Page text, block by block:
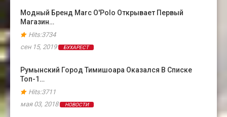
Модный Бренд Marc O'Polo Открывает Первый
Магазин…
Hits:3734
сен 15, 2019
БУХАРЕСТ
Румынский Город Тимишоара Оказался В Cписке
Топ-1…
Hits:3711
мая 03, 2018
НОВОСТИ